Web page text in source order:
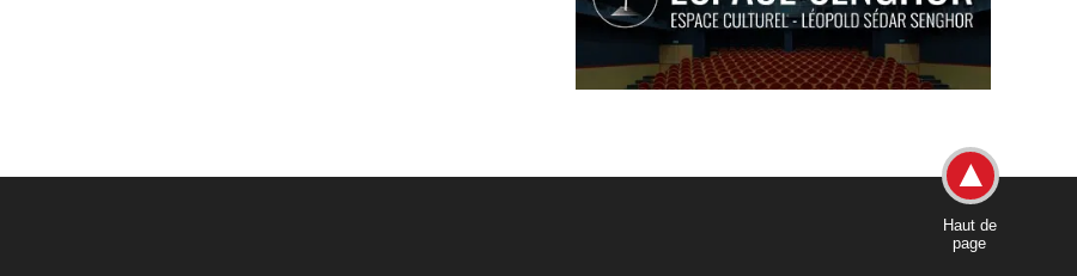
Haut de
page